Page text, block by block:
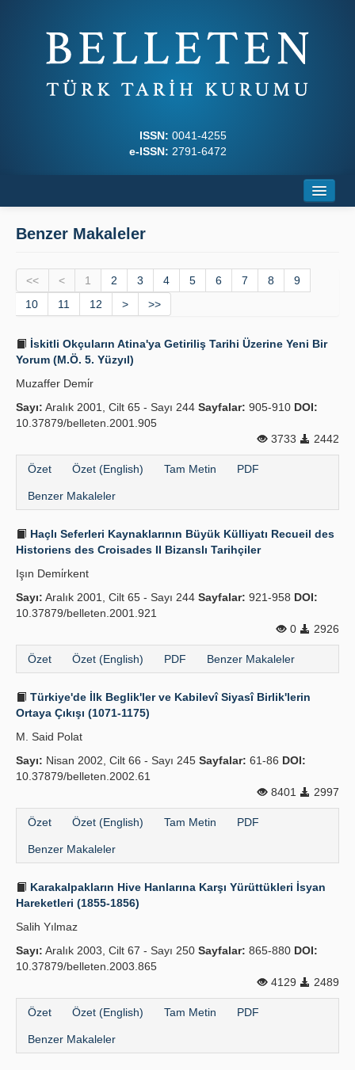
ISSN: 0041-4255
e-ISSN: 2791-6472
Dergi Kurulları
Yazım Kuralları
İlkeler
Kılavuzlar
Benzer Makaleler
<< < 1 2 3 4 5 6 7 8
9
10
11 12 > >>
İskitli Okçuların Atina'ya Getiriliş Tarihi Üzerine Yeni Bir
Yorum (M.Ö. 5. Yüzyıl)
Muzaffer Demi̇r
Sayı: Aralık 2001, Cilt 65 - Sayı 244 Sayfalar: 905-910 DOI:
10.37879/belleten.2001.905
3733
2442
Özet Özet (English) Tam Metin PDF
Benzer Makaleler
Haçlı Seferleri Kaynaklarının Büyük Külliyatı Recueil des
Historiens des Croisades II Bizanslı Tarihçiler
Işın Demi̇rkent
Sayı: Aralık 2001, Cilt 65 - Sayı 244 Sayfalar: 921-958 DOI:
10.37879/belleten.2001.921
0
2926
Özet Özet (English) PDF Benzer Makaleler
Türkiye'de İlk Beglik'ler ve Kabilevî Siyasî Birlik'lerin
Ortaya Çıkışı (1071-1175)
M. Said Polat
Sayı: Nisan 2002, Cilt 66 - Sayı 245 Sayfalar: 61-86 DOI:
10.37879/belleten.2002.61
8401
2997
Özet Özet (English) Tam Metin PDF
Benzer Makaleler
Karakalpakların Hive Hanlarına Karşı Yürüttükleri İsyan
Hareketleri (1855-1856)
Salih Yılmaz
Sayı: Aralık 2003, Cilt 67 - Sayı 250 Sayfalar: 865-880 DOI:
10.37879/belleten.2003.865
4129
2489
Özet Özet (English) Tam Metin PDF
Benzer Makaleler